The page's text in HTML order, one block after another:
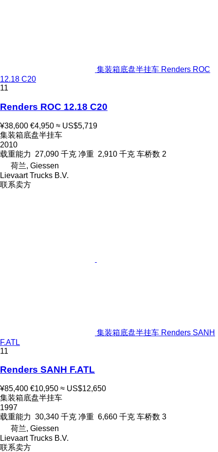
集装箱底盘半挂车 Renders ROC
12.18 C20
11
Renders ROC 12.18 C20
¥38,600 €4,950 ≈ US$5,719
集装箱底盘半挂车
2010
载重能力
27,090 千克 净重 2,910 千克 车桥数 2
荷兰, Giessen
Lievaart Trucks B.V.
联系卖方
集装箱底盘半挂车 Renders SANH
F.ATL
11
Renders SANH F.ATL
¥85,400 €10,950 ≈ US$12,650
集装箱底盘半挂车
1997
载重能力 30,340 千克 净重 6,660 千克 车桥数 3
荷兰, Giessen
Lievaart Trucks B.V.
联系卖方